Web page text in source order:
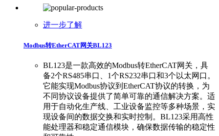
进一步了解
Modbus转EtherCAT网关BL123
BL123是一款高效的Modbus转EtherCAT网关，具
备2个RS485串口、1个RS232串口和3个以太网口。
它能实现Modbus协议到EtherCAT协议的转换，为
不同协议设备提供了简单可靠的通信解决方案。适
用于自动化生产线、工业设备监控等多种场景，实
现设备间的数据交换和实时控制。BL123采用高性
能处理器和稳定通信模块，确保数据传输的稳定性